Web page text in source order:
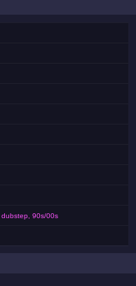
90s/00s